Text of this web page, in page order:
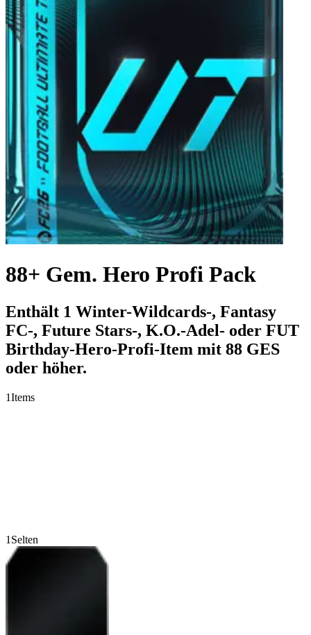
88+ Gem. Hero Profi Pack
Enthält 1 Winter-Wildcards-, Fantasy
FC-, Future Stars-, K.O.-Adel- oder FUT
Birthday-Hero-Profi-Item mit 88 GES
oder höher.
1Items
1 Selten